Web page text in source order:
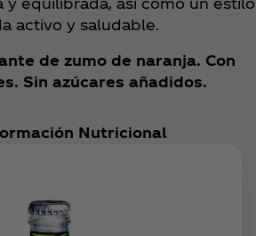
activo y saludable.
de zumo de naranja. Con
Sin azúcares añadidos.
Nutricional